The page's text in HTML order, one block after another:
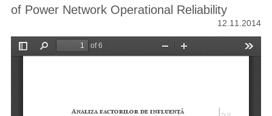
of Power Network Operational Reliability
12.11.2014